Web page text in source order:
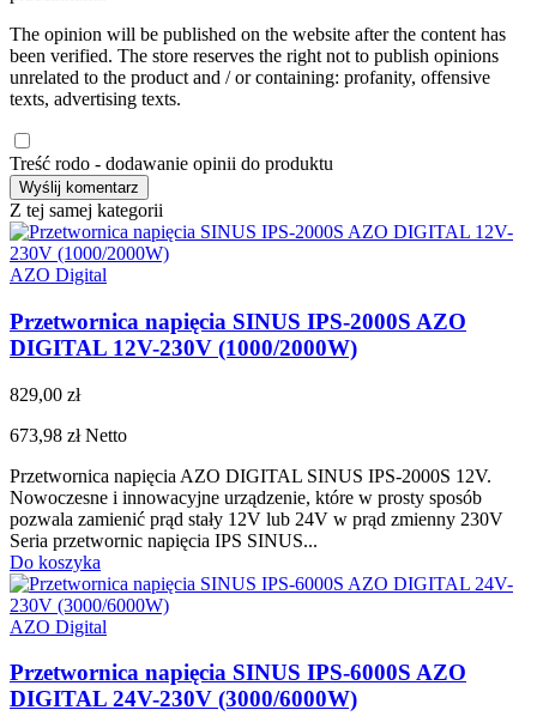
The opinion will be published on the website after the content has
been verified. The store reserves the right not to publish opinions
unrelated to the product and / or containing: profanity, offensive
texts, advertising texts.
Treść rodo - dodawanie opinii do produktu
Z tej samej kategorii
AZO Digital
Przetwornica napięcia SINUS IPS-2000S AZO
DIGITAL 12V-230V (1000/2000W)
829,00 zł
673,98 złNetto
Przetwornica napięcia AZO DIGITAL SINUS IPS-2000S 12V.
Nowoczesne i innowacyjne urządzenie, które w prosty sposób
pozwala zamienić prąd stały 12V lub 24V w prąd zmienny 230V
Seria przetwornic napięcia IPS SINUS...
Do koszyka
AZO Digital
Przetwornica napięcia SINUS IPS-6000S AZO
DIGITAL 24V-230V (3000/6000W)